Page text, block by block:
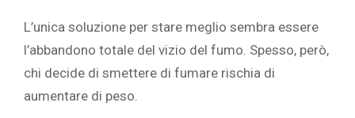
L’unica soluzione per stare meglio sembra essere
l’abbandono totale del vizio del fumo. Spesso, però,
chi decide di smettere di fumare rischia di
aumentare di peso.